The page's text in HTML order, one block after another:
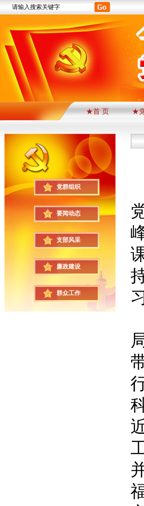
★首 页 ★
党群组织
要闻动态
支部风采
廉政建设
群众工作